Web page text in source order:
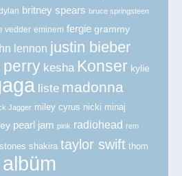
britney spears bruce springsteen
vedder eminem fergie grammy
lennon justin bieber
perry kesha Konser kylie
liste madonna
Jagger miley cyrus nicki minaj
pearl jam pink radiohead rem
shakira taylor swift thom